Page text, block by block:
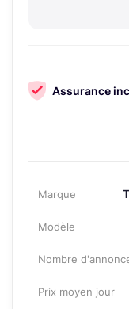
Assurance
Marque
Modèle
Nombre
Prix moyen jour